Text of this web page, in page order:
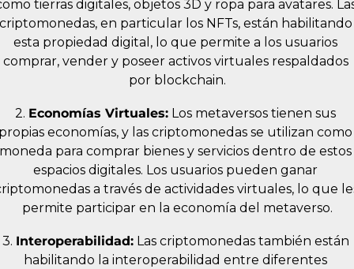
tierras digitales, objetos 3D y ropa para avatares.
en particular los NFTs, están habilitando
esta propiedad digital, lo que permite a los usuarios
comprar, vender y poseer activos virtuales respaldados
por blockchain.
2. Economías Virtuales: Los metaversos tienen sus
economías, y las criptomonedas se utilizan como
moneda para comprar bienes y servicios dentro de estos
espacios digitales. Los usuarios pueden ganar
a través de actividades virtuales, lo que
permite participar en la economía del metaverso.
3. Interoperabilidad: Las criptomonedas también están
habilitando la interoperabilidad entre diferentes